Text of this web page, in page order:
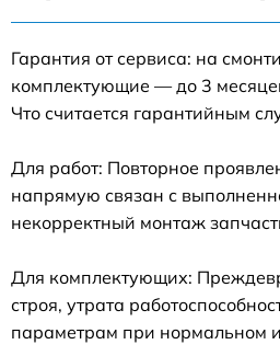
Гарантия от сервиса: на
комплектующие — до 3
Что считается гарантийным
Для работ: Повторное
напрямую связан с
некорректный монтаж
Для комплектующих:
строя, утрата
параметрам при нормальном